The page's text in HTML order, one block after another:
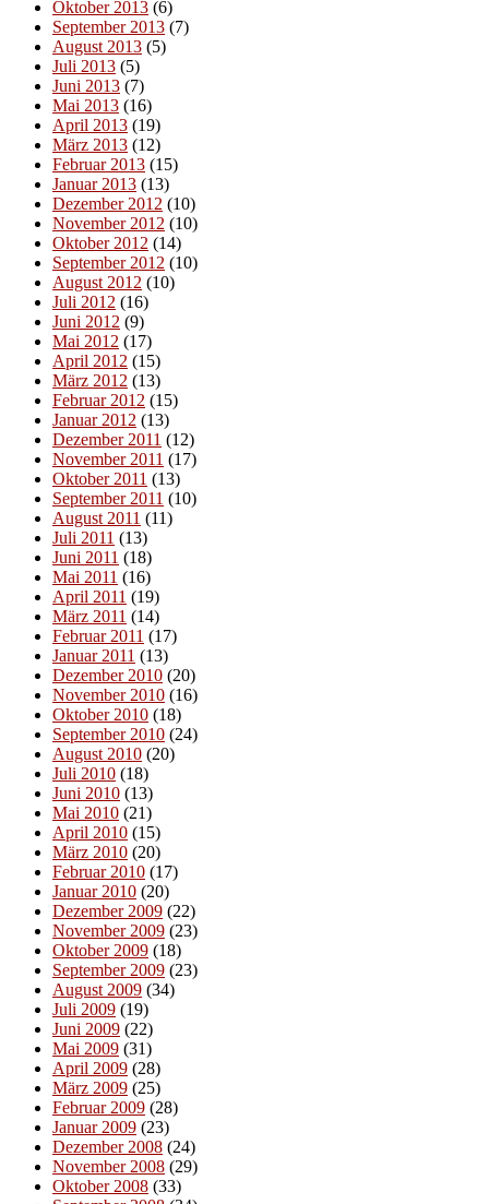
Oktober 2013 (6)
September 2013 (7)
August 2013 (5)
Juli 2013 (5)
Juni 2013 (7)
Mai 2013 (16)
April 2013 (19)
März 2013 (12)
Februar 2013 (15)
Januar 2013 (13)
Dezember 2012 (10)
November 2012 (10)
Oktober 2012 (14)
September 2012 (10)
August 2012 (10)
Juli 2012 (16)
Juni 2012 (9)
Mai 2012 (17)
April 2012 (15)
März 2012 (13)
Februar 2012 (15)
Januar 2012 (13)
Dezember 2011 (12)
November 2011 (17)
Oktober 2011 (13)
September 2011 (10)
August 2011 (11)
Juli 2011 (13)
Juni 2011 (18)
Mai 2011 (16)
April 2011 (19)
März 2011 (14)
Februar 2011 (17)
Januar 2011 (13)
Dezember 2010 (20)
November 2010 (16)
Oktober 2010 (18)
September 2010 (24)
August 2010 (20)
Juli 2010 (18)
Juni 2010 (13)
Mai 2010 (21)
April 2010 (15)
März 2010 (20)
Februar 2010 (17)
Januar 2010 (20)
Dezember 2009 (22)
November 2009 (23)
Oktober 2009 (18)
September 2009 (23)
August 2009 (34)
Juli 2009 (19)
Juni 2009 (22)
Mai 2009 (31)
April 2009 (28)
März 2009 (25)
Februar 2009 (28)
Januar 2009 (23)
Dezember 2008 (24)
November 2008 (29)
Oktober 2008 (33)